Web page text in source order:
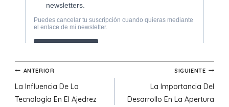
Navegación
de
ANTERIOR
La Influencia De La
Tecnología En El Ajedrez
SIGUIENTE
La Importancia Del
Desarrollo En La Apertura